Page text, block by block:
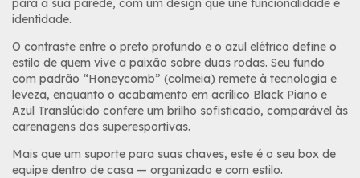
para a sua parede, com um design que une funcionalidade e
identidade.
O contraste entre o preto profundo e o azul elétrico define o
estilo de quem vive a paixão sobre duas rodas. Seu fundo
com padrão “Honeycomb” (colmeia) remete à tecnologia e
leveza, enquanto o acabamento em acrílico Black Piano e
Azul Translúcido confere um brilho sofisticado, comparável às
carenagens das superesportivas.
Mais que um suporte para suas chaves, este é o seu box de
equipe dentro de casa — organizado e com estilo.